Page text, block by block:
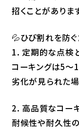
招くことがありま
💦ひび割れを防
1. 定期的な点検
コーキングは5〜
劣化が見られた
2. 高品質なコー
耐候性や耐久性